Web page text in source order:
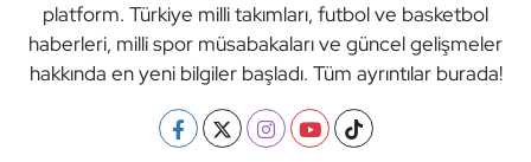
platform. Türkiye milli takımları, futbol ve basketbol
haberleri, milli spor müsabakaları ve güncel gelişmeler
hakkında en yeni bilgiler başladı. Tüm ayrıntılar burada!